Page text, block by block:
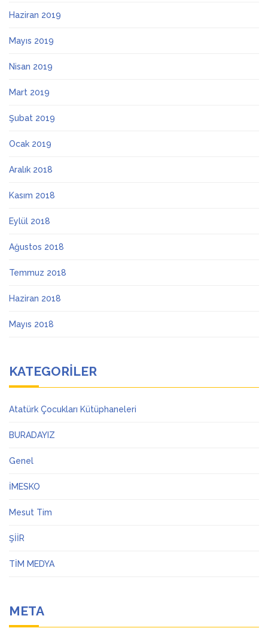
Haziran 2019
Mayıs 2019
Nisan 2019
Mart 2019
Şubat 2019
Ocak 2019
Aralık 2018
Kasım 2018
Eylül 2018
Ağustos 2018
Temmuz 2018
Haziran 2018
Mayıs 2018
KATEGORILER
Atatürk Çocukları Kütüphaneleri
BURADAYIZ
Genel
İMESKO
Mesut Tim
ŞİİR
TİM MEDYA
META